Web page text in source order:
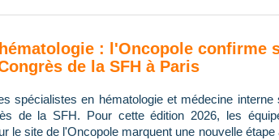
: l'Oncopole confirme
de la SFH à Paris
spécialistes en hématologie et médecine interne
de la SFH. Pour cette édition 2026, les
le site de l'Oncopole marquent une nouvelle